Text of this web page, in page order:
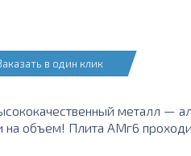
в один клик
металл —
объем! Плита АМг6